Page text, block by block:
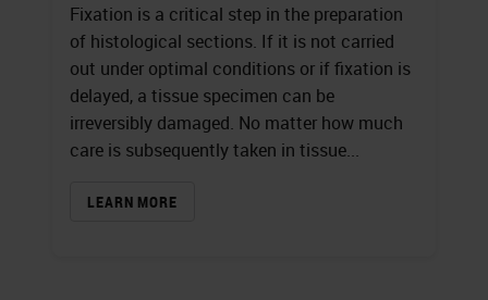
Fixation is a critical step in the preparation
of histological sections. If it is not carried
out under optimal conditions or if fixation is
delayed, a tissue specimen can be
irreversibly damaged. No matter how much
care is subsequently taken in tissue...
LEARN MORE